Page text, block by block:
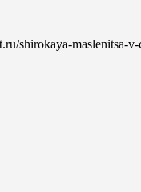
shirokaya-maslenitsa-